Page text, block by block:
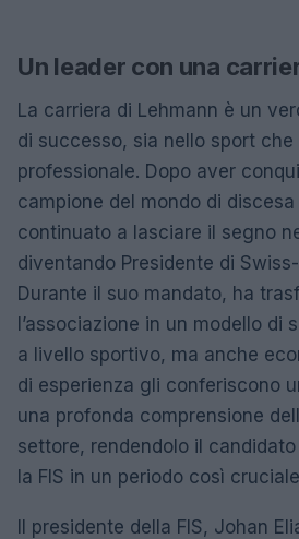
Un leader con una
La carriera di Lehmann è un
di successo, sia nello sport che
professionale. Dopo aver
campione del mondo di
continuato a lasciare il segno
diventando Presidente di
Durante il suo mandato, ha
l’associazione in un modello di
a livello sportivo, ma anche
di esperienza gli conferiscono
una profonda comprensione
settore, rendendolo il
la FIS in un periodo così
Il presidente della FIS, Johan